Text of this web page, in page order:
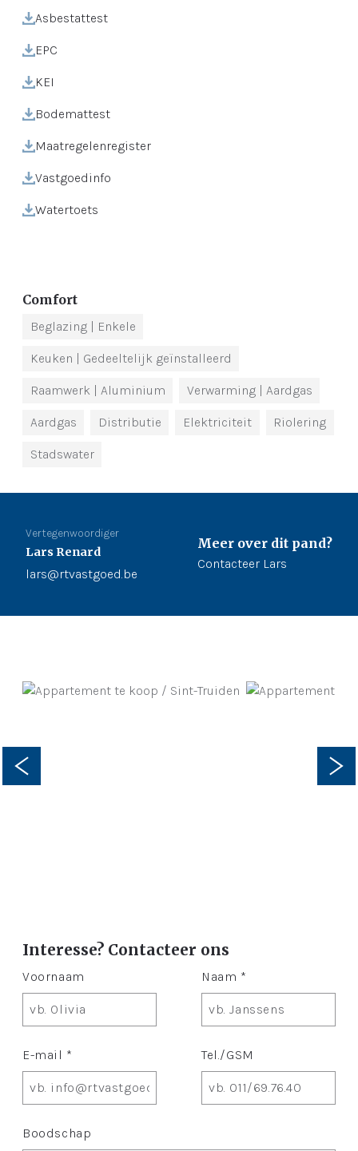
Asbestattest
EPC
KEI
Bodemattest
Maatregelenregister
Vastgoedinfo
Watertoets
Comfort
Beglazing | Enkele
Keuken | Gedeeltelijk geïnstalleerd
Raamwerk | Aluminium Verwarming | Aardgas
Aardgas Distributie Elektriciteit Riolering
Stadswater
Vertegenwoordiger
Lars Renard
lars@rtvastgoed.be
Meer over dit pand?
Contacteer Lars
Interesse? Contacteer ons
Voornaam Naam *
E-mail * Tel./GSM
Boodschap